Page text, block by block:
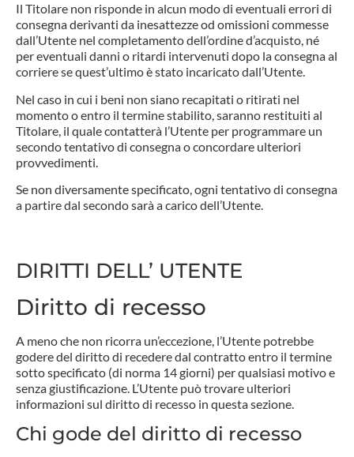
Il Titolare non risponde in alcun modo di eventuali errori di
consegna derivanti da inesattezze od omissioni commesse
dall’Utente nel completamento dell’ordine d’acquisto, né
per eventuali danni o ritardi intervenuti dopo la consegna al
corriere se quest’ultimo è stato incaricato dall’Utente.
Nel caso in cui i beni non siano recapitati o ritirati nel
momento o entro il termine stabilito, saranno restituiti al
Titolare, il quale contatterà l’Utente per programmare un
secondo tentativo di consegna o concordare ulteriori
provvedimenti.
Se non diversamente specificato, ogni tentativo di consegna
a partire dal secondo sarà a carico dell’Utente.
DIRITTI DELL’ UTENTE
Diritto di recesso
A meno che non ricorra un’eccezione, l’Utente potrebbe
godere del diritto di recedere dal contratto entro il termine
sotto specificato (di norma 14 giorni) per qualsiasi motivo e
senza giustificazione. L’Utente può trovare ulteriori
informazioni sul diritto di recesso in questa sezione.
Chi gode del diritto di recesso